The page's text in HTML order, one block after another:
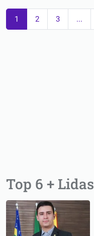
1 2 3 ...
Top 6 + Lidas